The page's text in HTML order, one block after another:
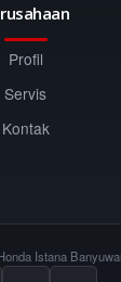
Profil
Servis
Kontak
Istana